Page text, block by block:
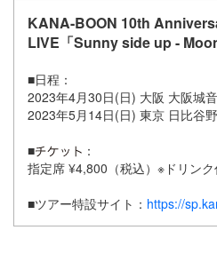
KANA-BOON 10th
LIVE「Sunny side up -
■日程：
2023年4月30日(日) 大阪 大阪城
2023年5月14日(日) 東京 日比谷
■
：
指定席 ¥4,800（税込）※ドリンク
■ツアー特設サイト： https://